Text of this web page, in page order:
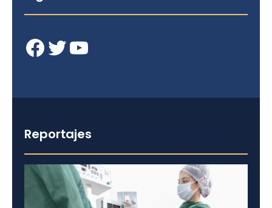
Facebook Twitter YouTube
Reportajes